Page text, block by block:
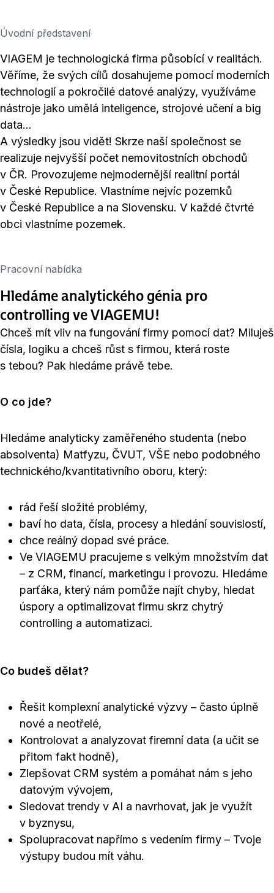
Úvodní představení
VIAGEM je technologická firma působící v realitách.
Věříme, že svých cílů dosahujeme pomocí moderních
technologií a pokročilé datové analýzy, využíváme
nástroje jako umělá inteligence, strojové učení a big
data…
A výsledky jsou vidět! Skrze naší společnost se
realizuje nejvyšší počet nemovitostních obchodů
v ČR. Provozujeme nejmodernější realitní portál
v České Republice. Vlastníme nejvíc pozemků
v České Republice a na Slovensku. V každé čtvrté
obci vlastníme pozemek.
Pracovní nabídka
Hledáme analytického génia pro
controlling ve VIAGEMU!
Chceš mít vliv na fungování firmy pomocí dat? Miluješ
čísla, logiku a chceš růst s firmou, která roste
s tebou? Pak hledáme právě tebe.
O co jde?
Hledáme analyticky zaměřeného studenta (nebo
absolventa) Matfyzu, ČVUT, VŠE nebo podobného
technického/kvantitativního oboru, který:
rád řeší složité problémy,
baví ho data, čísla, procesy a hledání souvislostí,
chce reálný dopad své práce.
Ve VIAGEMU pracujeme s velkým množstvím dat
– z CRM, financí, marketingu i provozu. Hledáme
parťáka, který nám pomůže najít chyby, hledat
úspory a optimalizovat firmu skrz chytrý
controlling a automatizaci.
Co budeš dělat?
Řešit komplexní analytické výzvy – často úplně
nové a neotřelé,
Kontrolovat a analyzovat firemní data (a učit se
přitom fakt hodně),
Zlepšovat CRM systém a pomáhat nám s jeho
datovým vývojem,
Sledovat trendy v AI a navrhovat, jak je využít
v byznysu,
Spolupracovat napřímo s vedením firmy – Tvoje
výstupy budou mít váhu.